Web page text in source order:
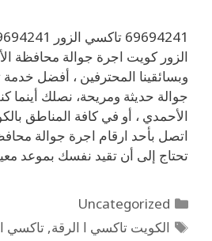
الزور كويت اجرة جوالة محافظة
وبسائقينا المحترفين ، أفضل
جوالة حديثة ومريحة، نصلك
الأحمدي ، أو في كافة المناطق
اتصل بأحد ارقام اجرة جوالة
تحتاج إلى أن تقيد نفسك بموعد
Uncategorized
الكويت تاكسي ا الرقة,تاكسي الرقة